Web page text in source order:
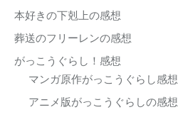
本好きの下剋上の感想
葬送のフリーレンの感想
がっこうぐらし！感想
マンガ原作がっこうぐらし感想
アニメ版がっこうぐらしの感想